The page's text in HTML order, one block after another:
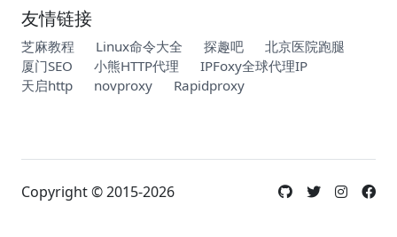
友情链接
芝麻教程 Linux命令大全 探趣吧
北京医院跑腿
厦门SEO
小熊HTTP代理
IPFoxy全球代理IP
天启http
novproxy Rapidproxy
Copyright © 2015-2026